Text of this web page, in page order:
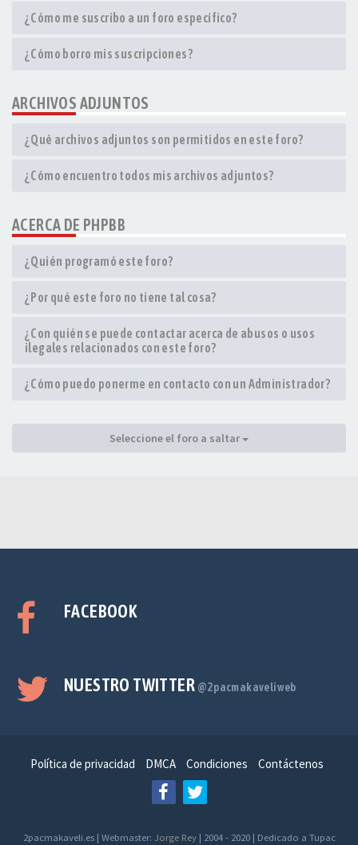
¿Cómo me suscribo a un foro específico?
¿Cómo borro mis suscripciones?
ARCHIVOS ADJUNTOS
¿Qué archivos adjuntos son permitidos en este foro?
¿Cómo encuentro todos mis archivos adjuntos?
ACERCA DE PHPBB
¿Quién programó este foro?
¿Por qué este foro no tiene tal cosa?
¿Con quién se puede contactar acerca de abusos o usos
ilegales relacionados con este foro?
¿Cómo puedo ponerme en contacto con un Administrador?
Seleccione el foro a saltar
FACEBOOK
NUESTRO TWITTER @2pacmakaveliweb
Política de privacidad DMCA Condiciones Contáctenos
2pacmakaveli.es | Webmaster: Jorge Rey| 2004 - 2020 | Dedicado a Tupac